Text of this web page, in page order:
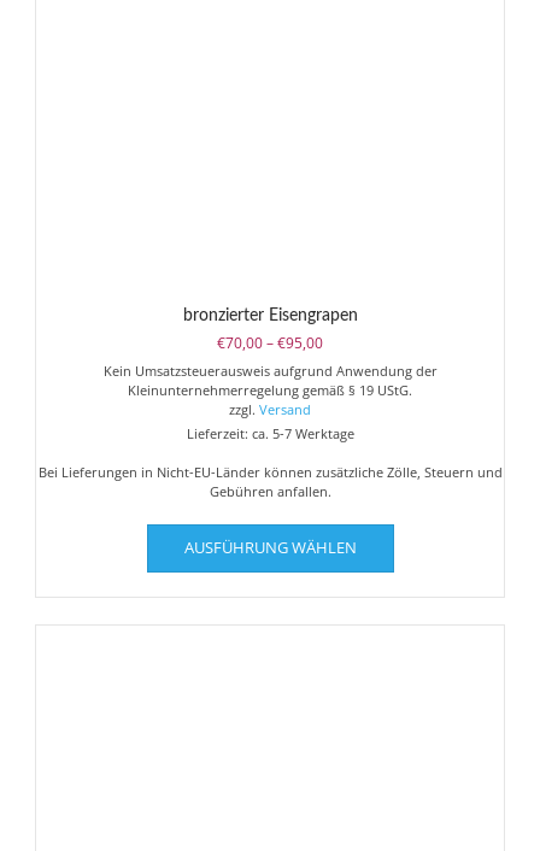
bronzierter Eisengrapen
€70,00–€95,00Preisspanne:
€70,00
bis
Kein Umsatzsteuerausweis aufgrund Anwendung der
Kleinunternehmerregelung gemäß § 19 UStG.
zzgl. Versand
Lieferzeit: ca. 5-7 Werktage
Bei Lieferungen in Nicht-EU-Länder können zusätzliche Zölle, Steuern und
Gebühren anfallen.
AUSFÜHRUNG WÄHLEN
Dieses
weist
mehrere
Varianten